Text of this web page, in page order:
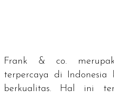
Frank & co.
terpercaya di Indonesia
berkualitas. Hal ini